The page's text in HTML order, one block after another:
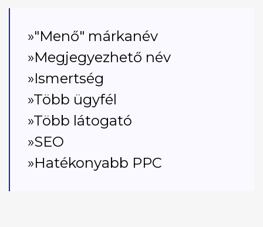
»"Menő" márkanév
»Megjegyezhető név
»Ismertség
»Több ügyfél
»Több látogató
»SEO
»Hatékonyabb PPC